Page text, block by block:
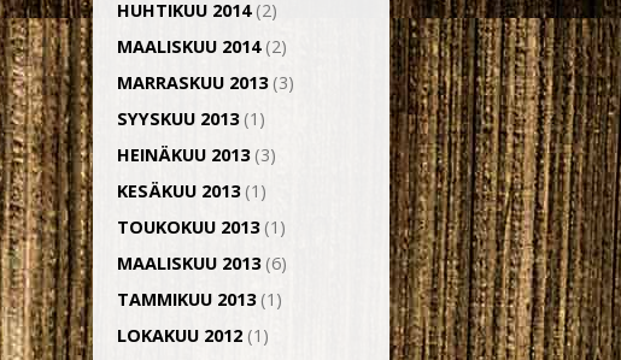
HUHTIKUU 2014(2)
MAALISKUU 2014(2)
MARRASKUU 2013(3)
SYYSKUU 2013(1)
HEINÄKUU 2013(3)
KESÄKUU 2013(1)
TOUKOKUU 2013(1)
MAALISKUU 2013(6)
TAMMIKUU 2013(1)
LOKAKUU 2012 (1)